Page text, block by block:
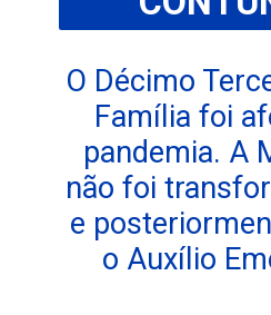
O Décimo
Família foi
pandemia. A
não foi
e
o Auxílio